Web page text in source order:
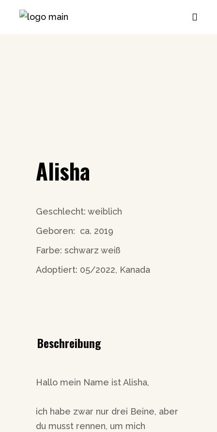
Alisha
Geschlecht: weiblich
Geboren: ca. 2019
Farbe: schwarz weiß
Adoptiert: 05/2022, Kanada
Beschreibung
Hallo mein Name ist Alisha,
ich habe zwar nur drei Beine, aber
du musst rennen, um mich